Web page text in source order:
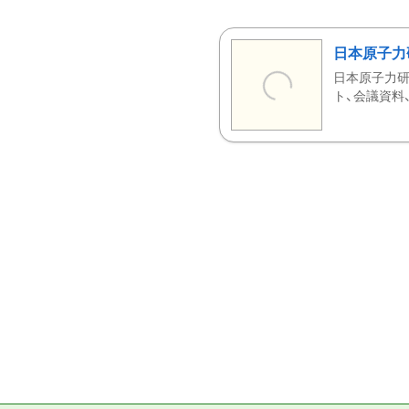
日本原子
日本原子力
ト、会議資